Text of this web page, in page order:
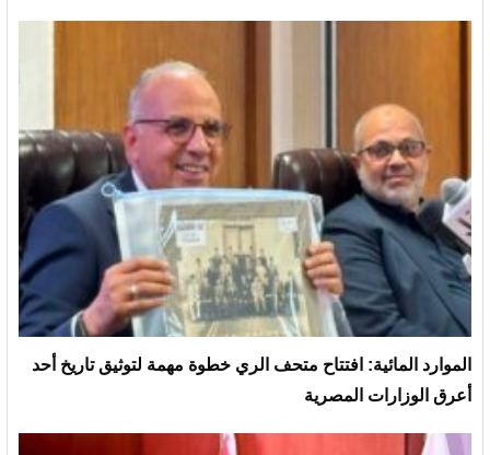
الموارد المائية: افتتاح متحف الري خطوة مهمة لتوثيق تاريخ أحد
أعرق الوزارات المصرية